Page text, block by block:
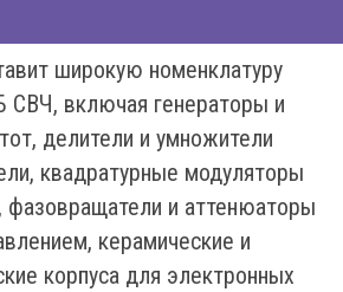
широкую номенклатуру
СВЧ, включая генераторы и
делители и умножители
квадратурные модуляторы
и аттенюаторы
керамические и
корпуса для электронных